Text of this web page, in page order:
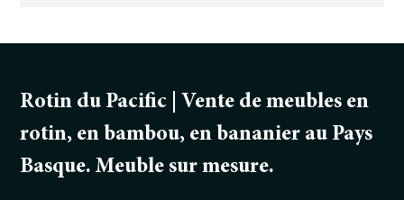
Rotin du Pacific | Vente de meubles en
rotin, en bambou, en bananier au Pays
Basque. Meuble sur mesure.